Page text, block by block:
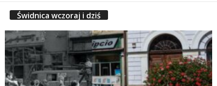
Świdnica wczoraj i dziś